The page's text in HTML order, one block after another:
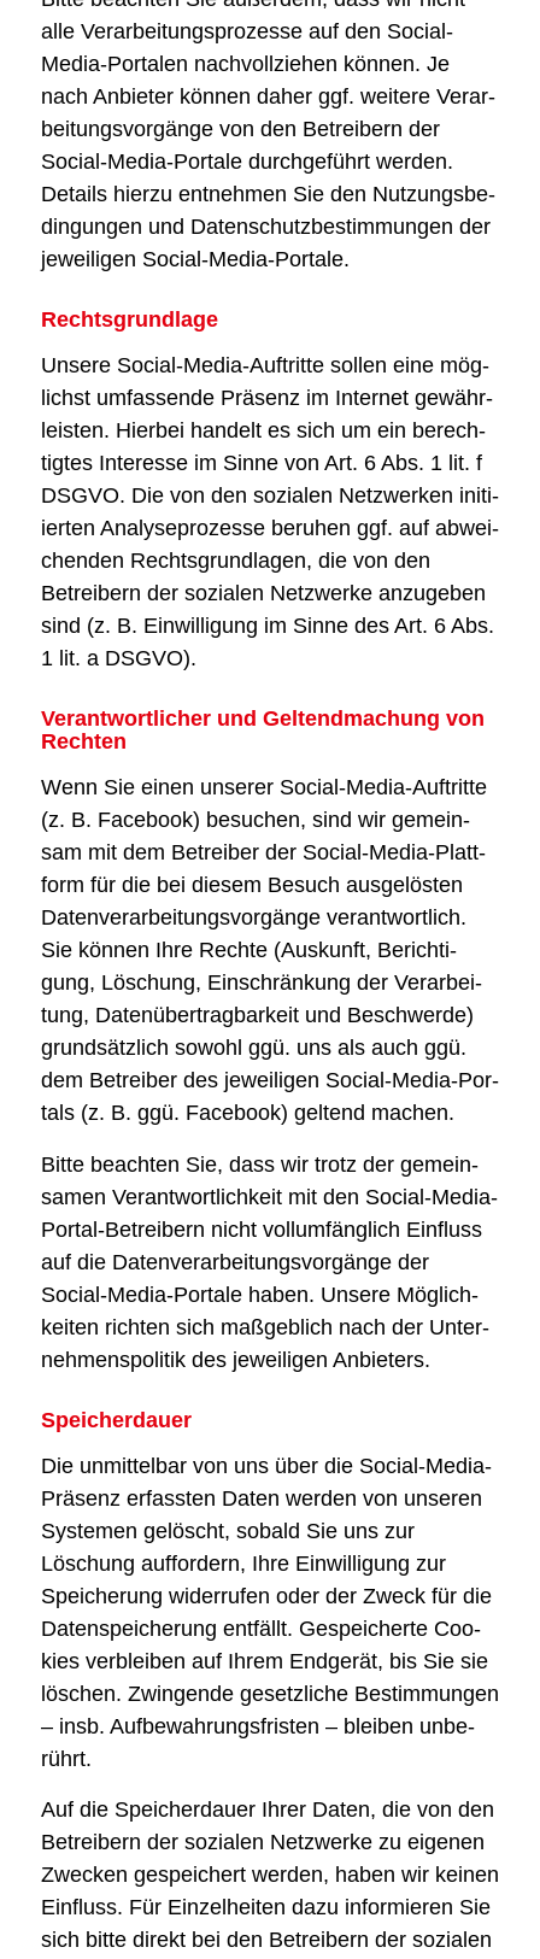
alle Ver­ar­bei­tungs­pro­zes­se auf den Social-
Media-Por­ta­len nach­voll­zie­hen kön­nen. Je
nach Anbie­ter kön­nen daher ggf. wei­te­re Ver­ar­
bei­tungs­vor­gän­ge von den Betrei­bern der
Social-Media-Por­ta­le durch­ge­führt wer­den.
Details hier­zu ent­neh­men Sie den Nut­zungs­be­
din­gun­gen und Daten­schutz­be­stim­mun­gen der
jewei­li­gen Social-Media-Por­ta­le.
Rechts­grund­la­ge
Unse­re Social-Media-Auf­trit­te sol­len eine mög­
lichst umfas­sen­de Prä­senz im Inter­net gewähr­
leis­ten. Hier­bei han­delt es sich um ein berech­
tig­tes Inter­es­se im Sin­ne von Art. 6 Abs. 1 lit. f
DSGVO. Die von den sozia­len Netz­wer­ken initi­
ier­ten Ana­ly­se­pro­zes­se beru­hen ggf. auf abwei­
chen­den Rechts­grund­la­gen, die von den
Betrei­bern der sozia­len Netz­wer­ke anzu­ge­ben
sind (z. B. Ein­wil­li­gung im Sin­ne des Art. 6 Abs.
1 lit. a DSGVO).
Ver­ant­wort­li­cher und Gel­tend­ma­chung von
Rech­ten
Wenn Sie einen unse­rer Social-Media-Auf­trit­te
(z. B. Face­book) besu­chen, sind wir gemein­
sam mit dem Betrei­ber der Social-Media-Platt­
form für die bei die­sem Besuch aus­ge­lös­ten
Daten­ver­ar­bei­tungs­vor­gän­ge ver­ant­wort­lich.
Sie kön­nen Ihre Rech­te (Aus­kunft, Berich­ti­
gung, Löschung, Ein­schrän­kung der Ver­ar­bei­
tung, Daten­über­trag­bar­keit und Beschwer­de)
grund­sätz­lich sowohl ggü. uns als auch ggü.
dem Betrei­ber des jewei­li­gen Social-Media-Por­
tals (z. B. ggü. Face­book) gel­tend machen.
Bit­te beach­ten Sie, dass wir trotz der gemein­
sa­men Ver­ant­wort­lich­keit mit den Social-Media-
Por­tal-Betrei­bern nicht voll­um­fäng­lich Ein­fluss
auf die Daten­ver­ar­bei­tungs­vor­gän­ge der
Social-Media-Por­ta­le haben. Unse­re Mög­lich­
kei­ten rich­ten sich maß­geb­lich nach der Unter­
neh­mens­po­li­tik des jewei­li­gen Anbie­ters.
Spei­cher­dau­er
Die unmit­tel­bar von uns über die Social-Media-
Prä­senz erfass­ten Daten wer­den von unse­ren
Sys­te­men gelöscht, sobald Sie uns zur
Löschung auf­for­dern, Ihre Ein­wil­li­gung zur
Spei­che­rung wider­ru­fen oder der Zweck für die
Daten­spei­che­rung ent­fällt. Gespei­cher­te Coo­
kies ver­blei­ben auf Ihrem End­ge­rät, bis Sie sie
löschen. Zwin­gen­de gesetz­li­che Bestim­mun­gen
– insb. Auf­be­wah­rungs­fris­ten – blei­ben unbe­
rührt.
Auf die Spei­cher­dau­er Ihrer Daten, die von den
Betrei­bern der sozia­len Netz­wer­ke zu eige­nen
Zwe­cken gespei­chert wer­den, haben wir kei­nen
Ein­fluss. Für Ein­zel­hei­ten dazu infor­mie­ren Sie
sich bit­te direkt bei den Betrei­bern der sozia­len